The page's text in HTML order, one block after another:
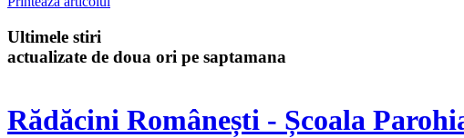
Ultimele stiri
actualizate de doua ori pe saptamana
Rădăcini Românești - Școala